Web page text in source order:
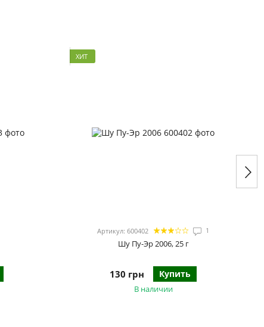
ХИТ
Артикул: 600402 1
Шу Пу-Эр 2006, 25 г
130 грн Купить
В наличии